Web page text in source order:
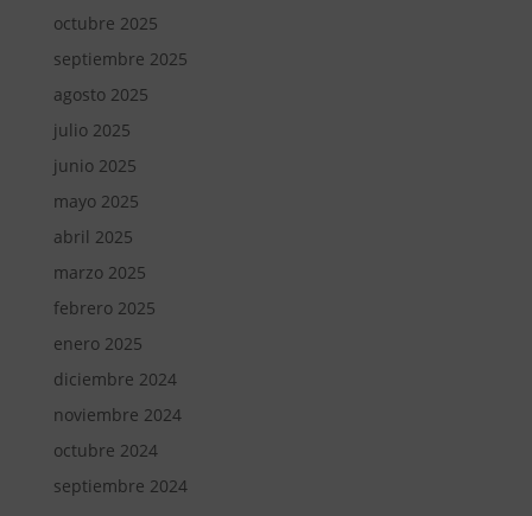
octubre 2025
septiembre 2025
agosto 2025
julio 2025
junio 2025
mayo 2025
abril 2025
marzo 2025
febrero 2025
enero 2025
diciembre 2024
noviembre 2024
octubre 2024
septiembre 2024